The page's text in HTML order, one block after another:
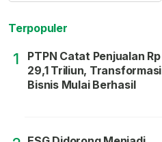
Terpopuler
1
PTPN Catat Penjualan Rp
29,1 Triliun, Transformasi
Bisnis Mulai Berhasil